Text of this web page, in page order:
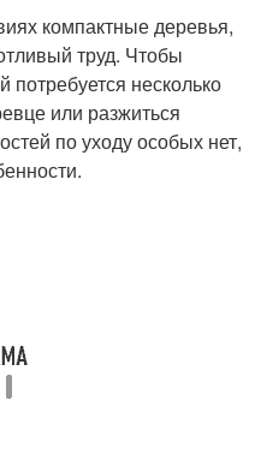
компактные деревья,
труд. Чтобы
потребуется несколько
или разжиться
по уходу особых нет,